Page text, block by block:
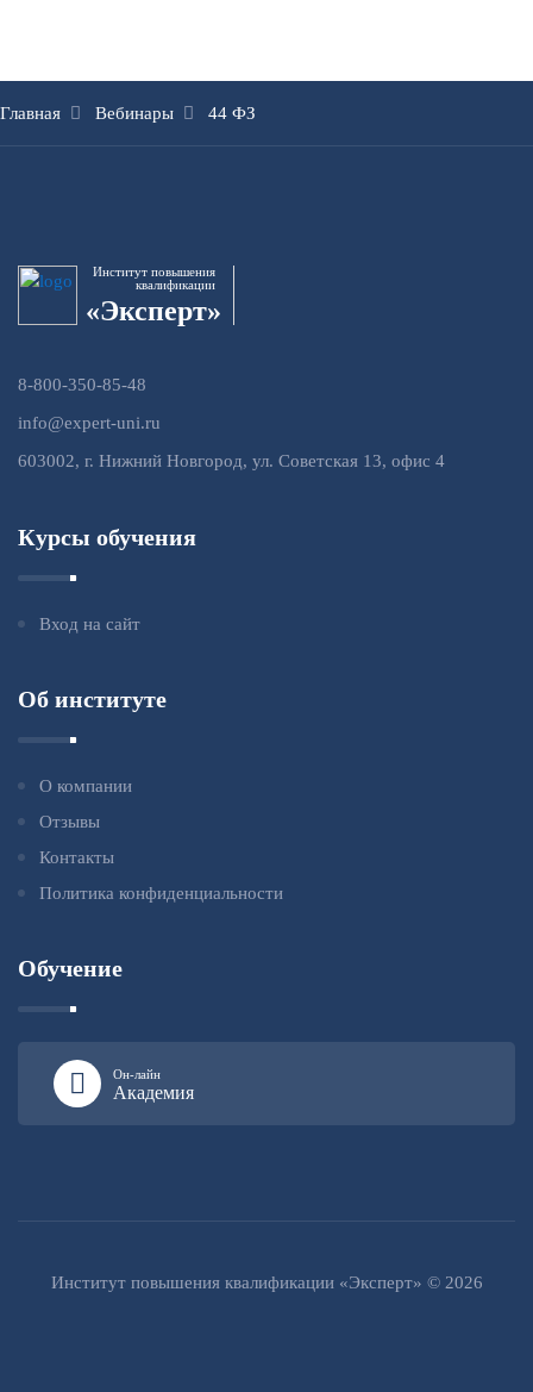
Главная Вебинары 44 ФЗ
Институт повышения
квалификации
«Эксперт»
8-800-350-85-48
info@expert-uni.ru
603002, г. Нижний Новгород, ул. Советская 13, офис 4
Курсы обучения
Вход на сайт
Об институте
О компании
Отзывы
Контакты
Политика конфиденциальности
Обучение
Он-лайн
Академия
Институт повышения квалификации «Эксперт» © 2026